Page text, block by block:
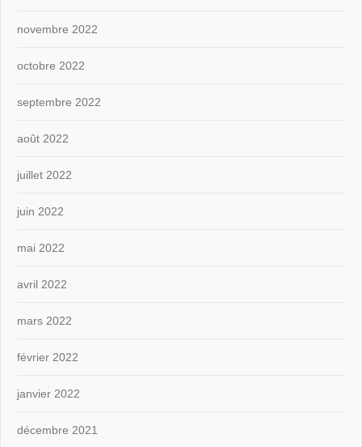
novembre 2022
octobre 2022
septembre 2022
août 2022
juillet 2022
juin 2022
mai 2022
avril 2022
mars 2022
février 2022
janvier 2022
décembre 2021